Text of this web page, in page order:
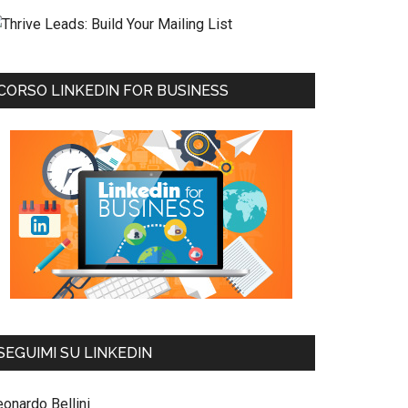
LINKEDIN FOR BUSINESS
SU LINKEDIN
Bellini